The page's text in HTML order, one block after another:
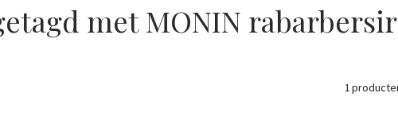
met MONIN
1